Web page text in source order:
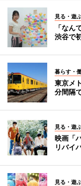
見る・遊
「なん
渋谷で
暮らす・
東京メ
分間隔
見る・遊
映画「
リバイ
見る・遊